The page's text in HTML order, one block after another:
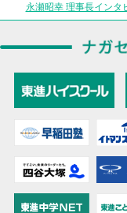
永瀬昭幸 理事長インタ